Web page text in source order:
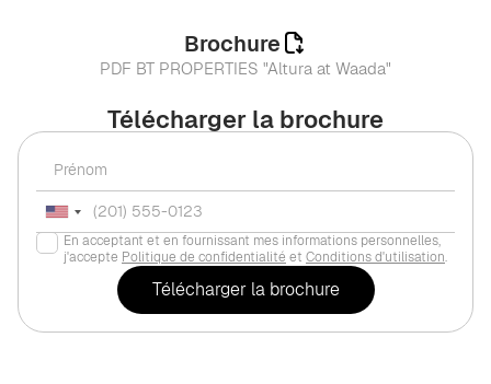
Télécharger la brochure
En acceptant et en fournissant mes informations personnelles,
j'accepte Politique de confidentialité et Conditions d'utilisation.
Brochure
PDF BT PROPERTIES "Altura at Waada"